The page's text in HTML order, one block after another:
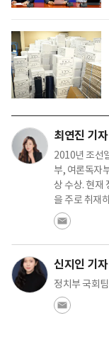
최연진 기자
2010년 조선
부, 여론독자
상 수상. 현재
을 주로 취재
신지인 기자
정치부 국회